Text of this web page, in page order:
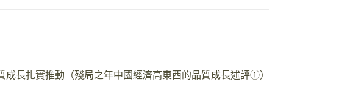
長扎實推動（殘局之年中國經濟高東西的品質成長述評①）